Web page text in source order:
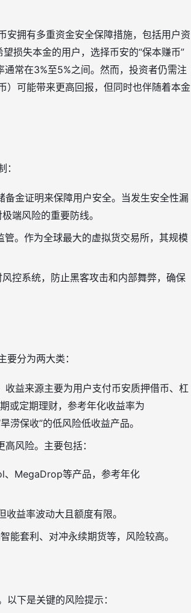
安拥有多重资金安全保障措施，包括用户资
损失本金的用户，选择币安的“保本赚币”
常在3%至5%之间。然而，投资者仍需注
）可能带来更高回报，但同时也伴随着本金
备金证明来保障用户安全。当发生安全性漏
端风险的重要防线。
。作为全球最大的虚拟货交易所，其规模
控系统，防止黑客攻击和内部舞弊，确保
分为两大类：
益来源主要为用户支付币安质押借币、杠
或定期理财，参考年化收益率为
保收”的低风险低收益产品。
风险。主要包括：
、MegaDrop等产品，参考年化
益率波动大且额度有限。
能套利、对冲永续期货等，风险较高。
下是关键的风险提示：